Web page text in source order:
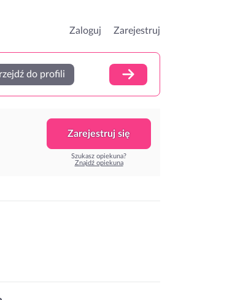
Zaloguj Zarejestruj
do profili
Zarejestruj się
Szukasz opiekuna?
Znajdź opiekuna